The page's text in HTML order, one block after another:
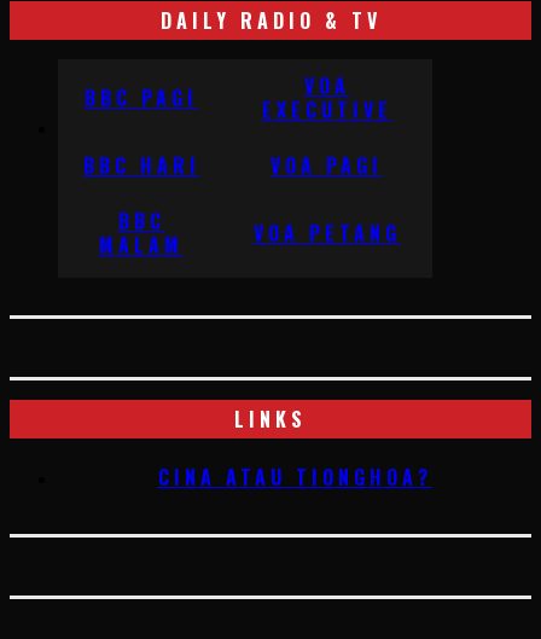
DAILY RADIO & TV
BBC PAGI
VOA
EXECUTIVE
BBC HARI
VOA PAGI
BBC
MALAM
VOA PETANG
LINKS
CINA ATAU TIONGHOA?